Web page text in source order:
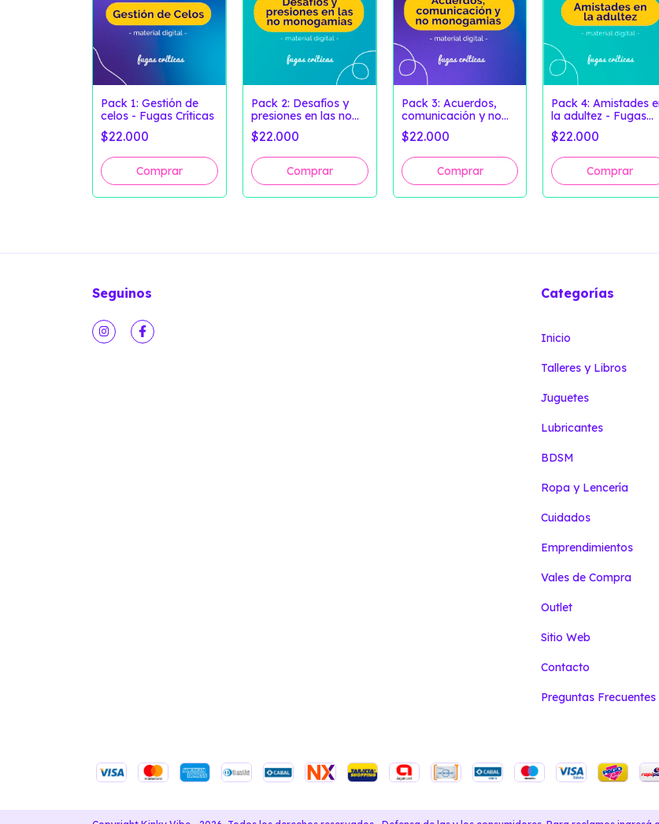
Pack 1: Gestión de
celos - Fugas Críticas
$22.000
Pack 2: Desafíos y
presiones en las no
monogamias - Fugas
Críticas
$22.000
Pack 3: Acuerdos,
comunicación y no
monogamias - Fugas
Críticas
$22.000
Pack 4: Amistades
la adultez - Fugas
Críticas
$22.000
Seguinos Categorías
Inicio
Talleres y Libros
Juguetes
Lubricantes
BDSM
Ropa y Lencería
Cuidados
Emprendimientos
Vales de Compra
Outlet
Sitio Web
Contacto
Preguntas Frecuentes